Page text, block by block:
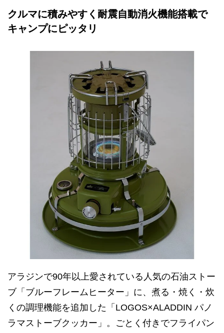
クルマに積みやすく耐震自動消火機能搭載で
キャンプにピッタリ
アラジンで90年以上愛されている人気の石油ストー
ブ「ブルーフレームヒーター」に、煮る・焼く・炊
くの調理機能を追加した「LOGOS×ALADDIN パノ
ラマストーブクッカー」。ごとく付きでフライパン